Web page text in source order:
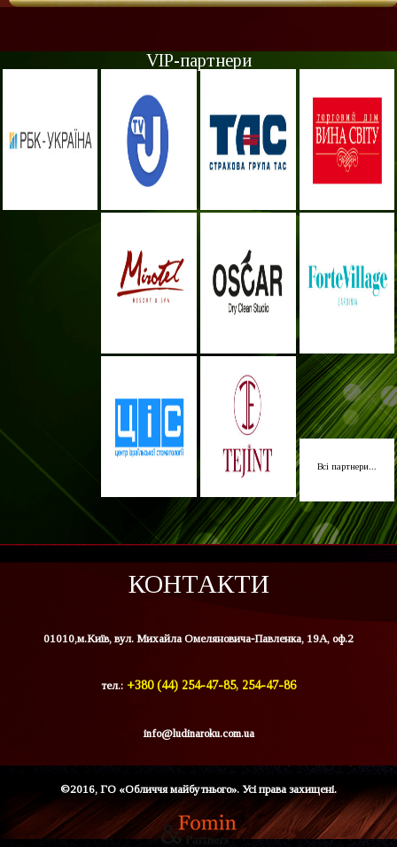
VIP-партнери
Всі партнери...
КОНТАКТИ
01010,м.Київ, вул. Михайла Омеляновича-Павленка, 19А, оф.2
тел.: +380 (44) 254-47-85, 254-47-86
info@ludinaroku.com.ua
©2016, ГО «Обличчя майбутнього». Усі права захищені.